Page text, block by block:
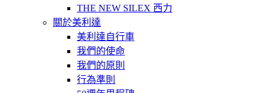
THE NEW SILEX 西力
關於美利達
美利達自行車
我們的使命
我們的原則
行為準則